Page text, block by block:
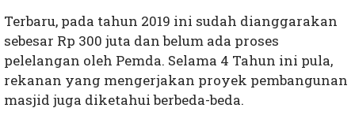
Terbaru, pada tahun 2019 ini sudah dianggarakan
sebesar Rp 300 juta dan belum ada proses
pelelangan oleh Pemda. Selama 4 Tahun ini pula,
rekanan yang mengerjakan proyek pembangunan
masjid juga diketahui berbeda-beda.